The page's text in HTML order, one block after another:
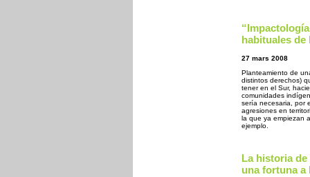
habituales de
27 mars 2008
Planteamiento de
distintos derechos)
tener en el Sur,
comunidades
sería necesaria, por
agresiones en
la que ya empiezan
ejemplo.
La historia
una fortuna a